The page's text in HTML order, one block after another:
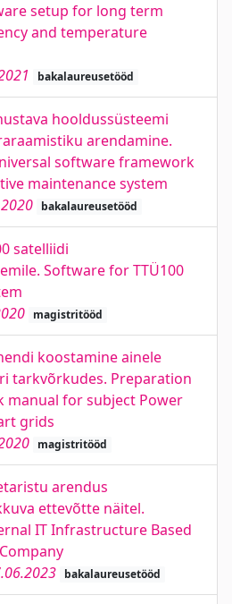
setup for long term
and temperature
bakalaureusetööd
hooldussüsteemi
arendamine.
software framework
maintenance system
bakalaureusetööd
satelliidi
Software for TTÜ100
magistritööd
koostamine ainele
tarkvõrkudes. Preparation
for subject Power
grids
magistritööd
arendus
ettevõtte näitel.
IT Infrastructure Based
bakalaureusetööd